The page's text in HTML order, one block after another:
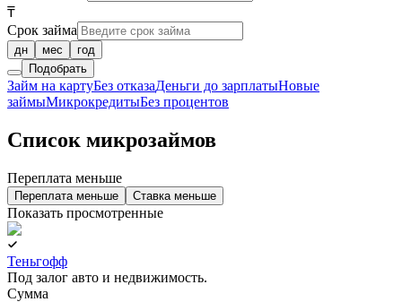
₸
Срок займа
дн мес
год
Подобрать
Займ на картуБез отказаДеньги до зарплатыНовые
займыМикрокредитыБез процентов
Список микрозаймов
Переплата меньше
Переплата меньше Ставка меньше
Показать просмотренные
Теньгофф
Под залог авто и недвижимость.
Сумма